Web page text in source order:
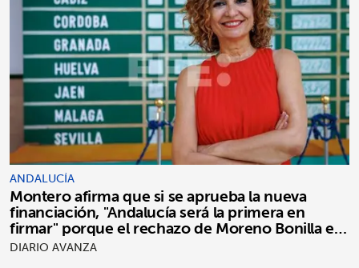
ANDALUCÍA
Montero afirma que si se aprueba la nueva
financiación, "Andalucía será la primera en
firmar" porque el rechazo de Moreno Bonilla es
"puro postureo"
DIARIO AVANZA